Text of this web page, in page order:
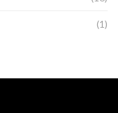
(1)